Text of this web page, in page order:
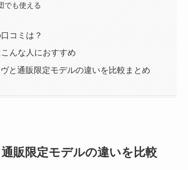
でも使える
コミは？
んな人におすすめ
と通販限定モデルの違いを比較まとめ
販限定モデルの違いを比較